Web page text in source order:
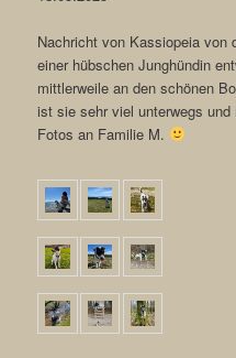
Nachricht von Kassiopeia von
einer hübschen Junghündin
mittlerweile an den schönen
ist sie sehr viel unterwegs
Fotos an Familie M.